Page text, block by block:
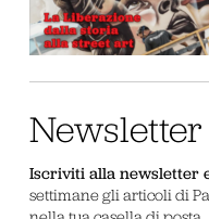
Newsletter
Iscriviti alla newsletter
settimane gli articoli di